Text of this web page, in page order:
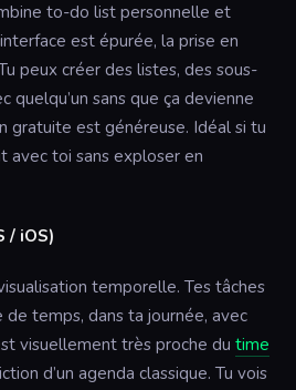
to-do list personnelle et
est épurée, la prise en
peux créer des listes, des sous-
quelqu’un sans que ça devienne
gratuite est généreuse. Idéal si tu
avec toi sans exploser en
/ iOS)
temporelle. Tes tâches
de temps, dans ta journée, avec
visuellement très proche du time
d’un agenda classique. Tu vois